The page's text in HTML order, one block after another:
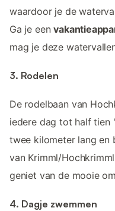
waardoor je de
Ga je een
mag je deze
3. Rodelen
De rodelbaan van
iedere dag tot half tien
twee kilometer lang en
van Krimml/
geniet van de mooie
4. Dagje zwemmen